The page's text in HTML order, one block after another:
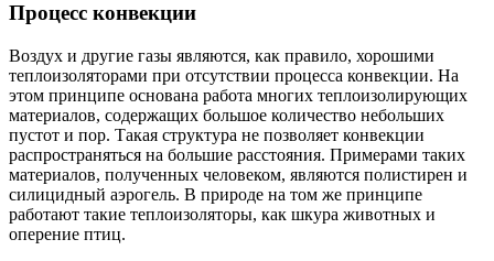
Процесс конвекции
Воздух и другие газы являются, как правило, хорошими
теплоизоляторами при отсутствии процесса конвекции. На
этом принципе основана работа многих теплоизолирующих
материалов, содержащих большое количество небольших
пустот и пор. Такая структура не позволяет конвекции
распространяться на большие расстояния. Примерами таких
материалов, полученных человеком, являются полистирен и
силицидный аэрогель. В природе на том же принципе
работают такие теплоизоляторы, как шкура животных и
оперение птиц.